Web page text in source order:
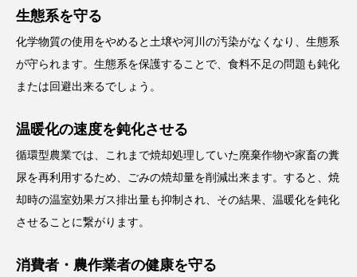
生態系を守る
化学物質の使用をやめると土壌や河川の汚染がなくなり、生態系
が守られます。生態系を保護することで、食料不足の問題も鈍化
または回避出来るでしょう。
温暖化の速度を鈍化させる
循環型農業では、これまで焼却処理していた廃棄作物や家畜の糞
尿を再利用するため、ごみの焼却量を削減出来ます。すると、焼
却時の温室効果ガス排出量も抑制され、その結果、温暖化を鈍化
させることに繋がります。
消費者・農作業者の健康を守る